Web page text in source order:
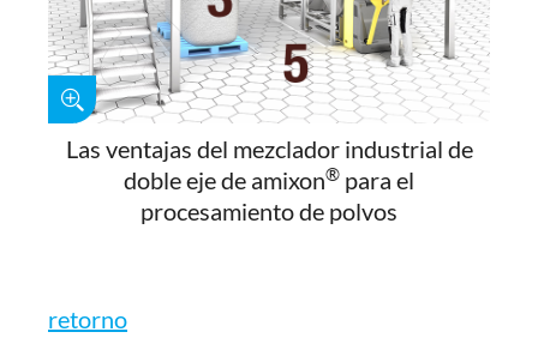
Las ventajas del mezclador industrial de
doble eje de amixon® para el
procesamiento de polvos
retorno